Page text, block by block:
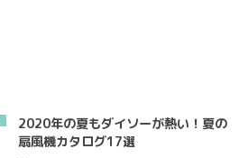
2020年の夏もダイソーが熱い！夏の
扇風機カタログ17選